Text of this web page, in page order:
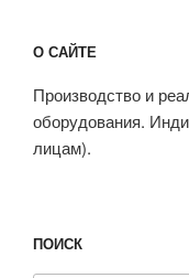
О САЙТЕ
Производство и
оборудования.
лицам).
ПОИСК